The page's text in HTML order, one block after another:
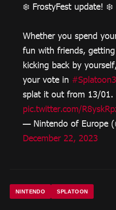
❄️ FrostyFest update! ❄️
Whether you spend
fun with friends,
kicking back by
your vote in #Splatoon3
splat it out from 13/01.
pic.twitter.com/
— Nintendo of Europe
December 22, 2023
NINTENDO SPLATOON